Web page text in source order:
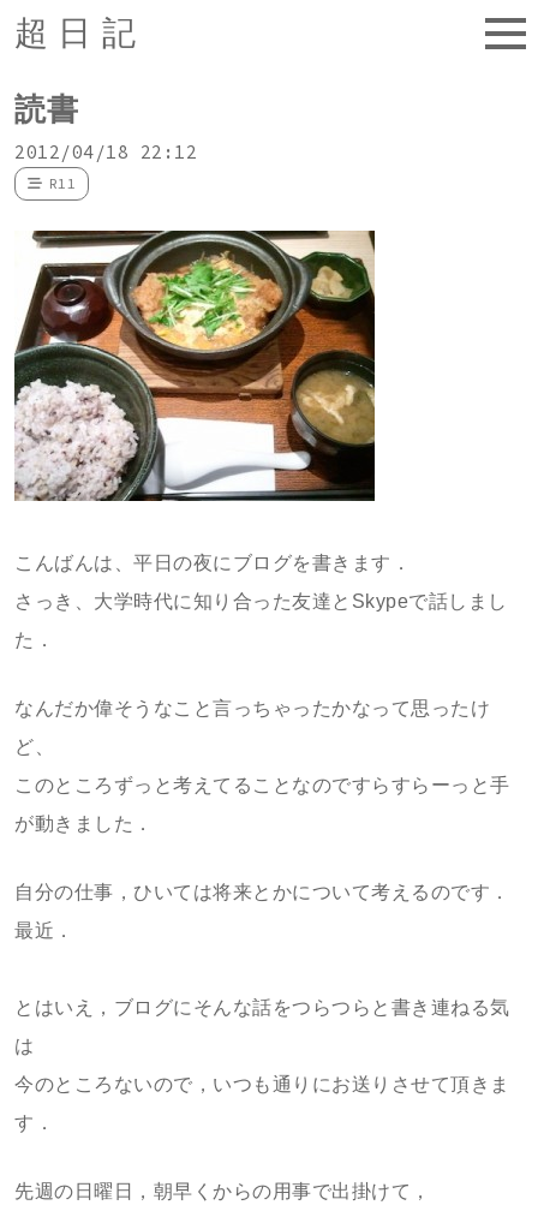
超日記
読書
2012/04/18 22:12
R11
こんばんは、平日の夜にブログを書きます．
さっき、大学時代に知り合った友達とSkypeで話しまし
た．
なんだか偉そうなこと言っちゃったかなって思ったけ
ど、
このところずっと考えてることなのですらすらーっと手
が動きました．
自分の仕事，ひいては将来とかについて考えるのです．
最近．
とはいえ，ブログにそんな話をつらつらと書き連ねる気
は
今のところないので，いつも通りにお送りさせて頂きま
す．
先週の日曜日，朝早くからの用事で出掛けて，